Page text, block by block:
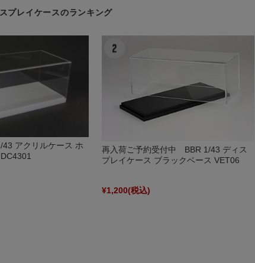
プレイケースのランキング
43 アクリルケース ホ
再入荷ご予約受付中 BBR 1/43 ディス
プレイケース ブラックベース VET06
¥1,200(税込)